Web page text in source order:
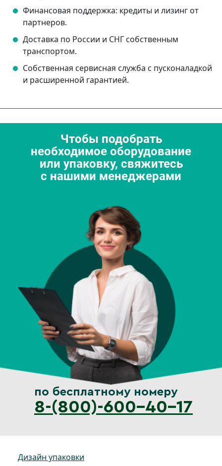
Финансовая поддержка: кредиты и лизинг от
партнеров.
Доставка по России и СНГ собственным
транспортом.
Собственная сервисная служба с пусконаладкой
и расширенной гарантией.
Чтобы подобрать
необходимое оборудование
или упаковку, свяжитесь
с нашими менеджерами
по бесплатному номеру
8-(800)-600-40-17
Дизайн упаковки